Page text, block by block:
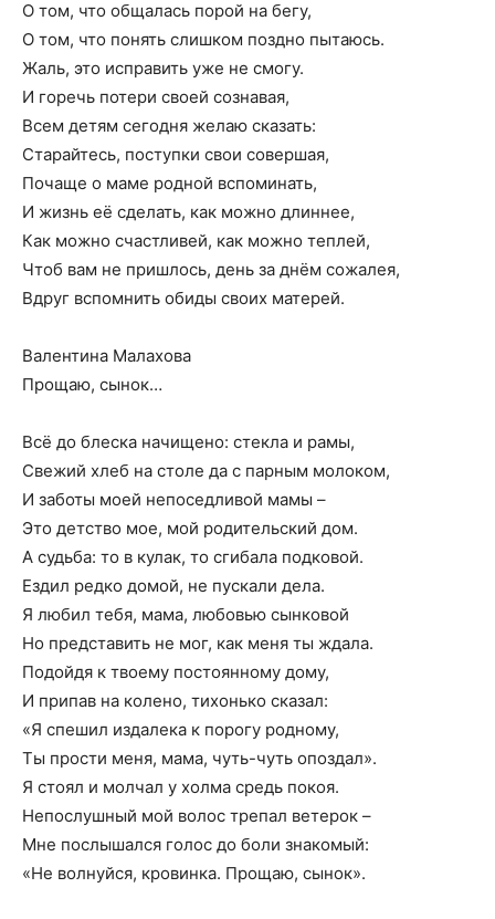
О том, что общалась порой на бегу,
О том, что понять слишком поздно пытаюсь.
Жаль, это исправить уже не смогу.
И горечь потери своей сознавая,
Всем детям сегодня желаю сказать:
Старайтесь, поступки свои совершая,
Почаще о маме родной вспоминать,
И жизнь её сделать, как можно длиннее,
Как можно счастливей, как можно теплей,
Чтоб вам не пришлось, день за днём сожалея,
Вдруг вспомнить обиды своих матерей.
Валентина Малахова
Прощаю, сынок…
Всё до блеска начищено: стекла и рамы,
Свежий хлеб на столе да с парным молоком,
И заботы моей непоседливой мамы –
Это детство мое, мой родительский дом.
А судьба: то в кулак, то сгибала подковой.
Ездил редко домой, не пускали дела.
Я любил тебя, мама, любовью сынковой
Но представить не мог, как меня ты ждала.
Подойдя к твоему постоянному дому,
И припав на колено, тихонько сказал:
«Я спешил издалека к порогу родному,
Ты прости меня, мама, чуть-чуть опоздал».
Я стоял и молчал у холма средь покоя.
Непослушный мой волос трепал ветерок –
Мне послышался голос до боли знакомый:
«Не волнуйся, кровинка. Прощаю, сынок».